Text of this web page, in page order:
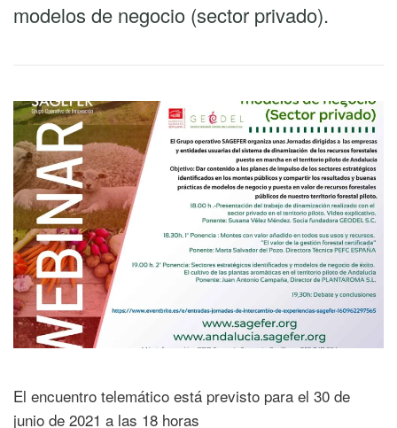
modelos de negocio (sector privado).
El encuentro telemático está previsto para el 30 de
junio de 2021 a las 18 horas